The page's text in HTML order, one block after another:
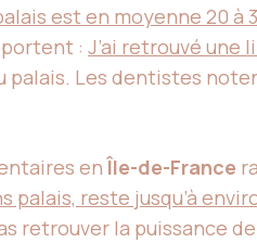
est en moyenne 20 à
: J’ai retrouvé une
Les dentistes
enÎle-de-France
reste jusqu’à
retrouver la puissance